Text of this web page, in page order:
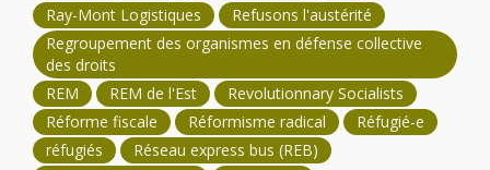
Ray-Mont Logistiques
Refusons l'austérité
Regroupement des organismes en défense collective
des droits
REM
REM de l'Est
Revolutionnary Socialists
Réforme fiscale
Réformisme radical
Réfugié-e
réfugiés
Réseau express bus (REB)